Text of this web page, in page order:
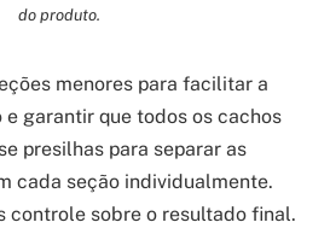
do produto.
menores para facilitar a
garantir que todos os cachos
presilhas para separar as
cada seção individualmente.
controle sobre o resultado final.